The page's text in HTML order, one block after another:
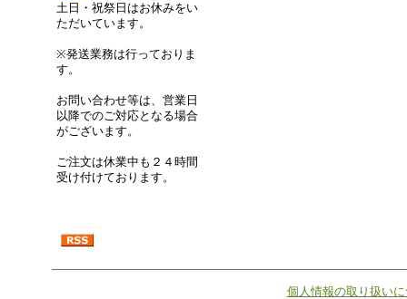
土日・祝祭日はお休みをい
ただいています。
※発送業務は行っておりま
す。
お問い合わせ等は、営業日
以降でのご対応となる場合
がございます。
ご注文は休業中も２４時間
受け付けております。
個人情報の取り扱い